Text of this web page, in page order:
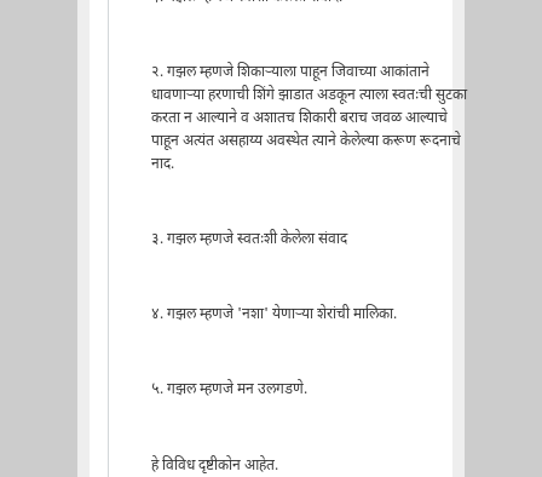
२. गझल म्हणजे शिकार्‍याला पाहून जिवाच्या आकांताने
धावणार्‍या हरणाची शिंगे झाडात अडकून त्याला स्वतःची सुटका
करता न आल्याने व अशातच शिकारी बराच जवळ आल्याचे
पाहून अत्यंत असहाय्य अवस्थेत त्याने केलेल्या करूण रूदनाचे
नाद.
३. गझल म्हणजे स्वतःशी केलेला संवाद
४. गझल म्हणजे 'नशा' येणार्‍या शेरांची मालिका.
५. गझल म्हणजे मन उलगडणे.
हे विविध दृष्टीकोन आहेत.